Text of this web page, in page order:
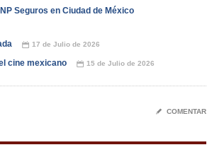
Seguros en Ciudad de México
📅 17 de Julio de 2026
cine mexicano 📅 15 de Julio de 2026
✎ COMENTAR